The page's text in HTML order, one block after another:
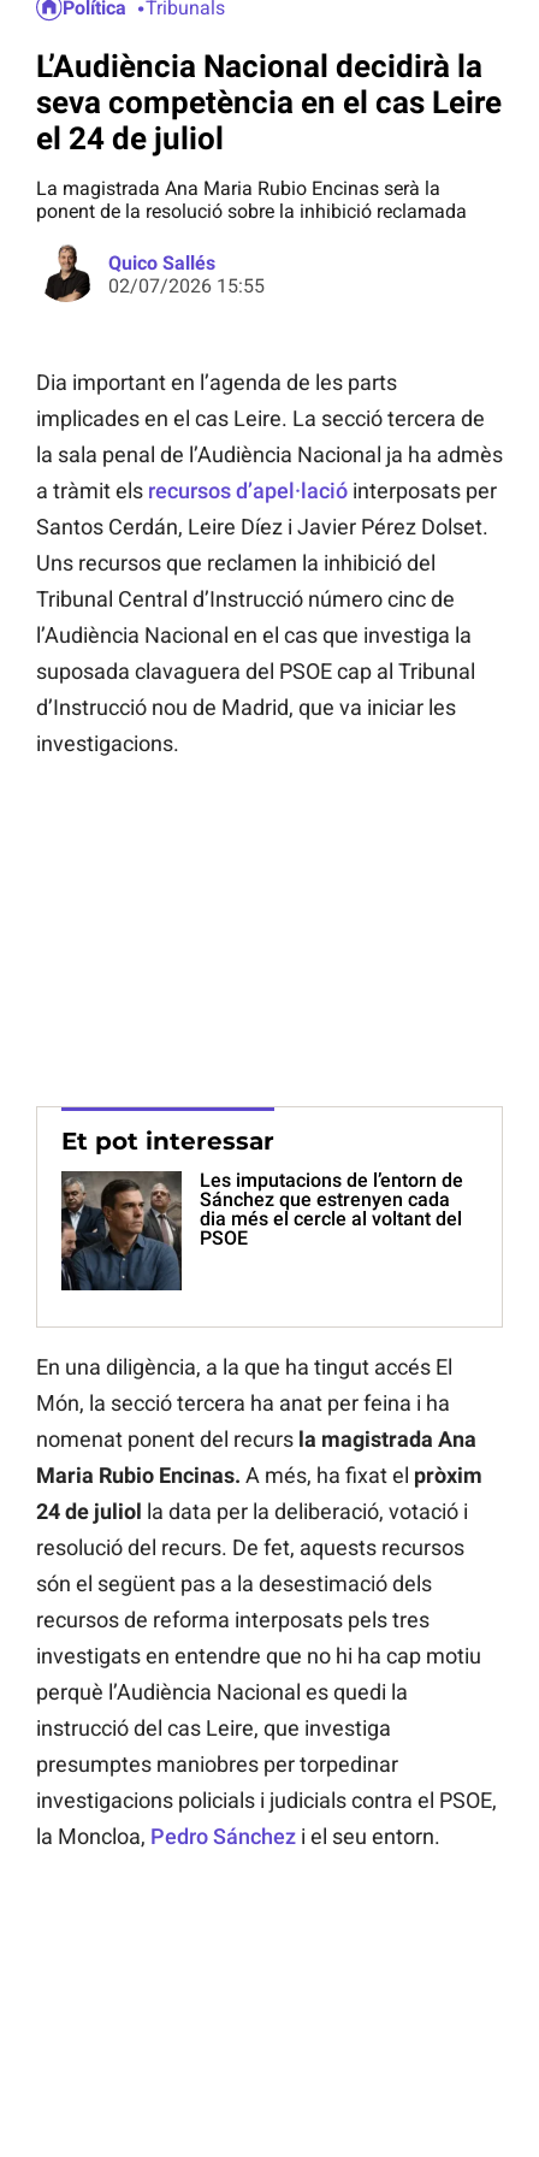
Política Tribunals
L’Audiència Nacional decidirà la
seva competència en el cas Leire
el 24 de juliol
La magistrada Ana Maria Rubio Encinas serà la
ponent de la resolució sobre la inhibició reclamada
Quico Sallés
02/07/2026 15:55
Dia important en l’agenda de les parts
implicades en el cas Leire. La secció tercera de
la sala penal de l’Audiència Nacional ja ha admès
a tràmit els recursos d’apel·lació interposats per
Santos Cerdán, Leire Díez i Javier Pérez Dolset.
Uns recursos que reclamen la inhibició del
Tribunal Central d’Instrucció número cinc de
l’Audiència Nacional en el cas que investiga la
suposada clavaguera del PSOE cap al Tribunal
d’Instrucció nou de Madrid, que va iniciar les
investigacions.
Et pot interessar
Les imputacions de l’entorn de
Sánchez que estrenyen cada
dia més el cercle al voltant del
PSOE
En una diligència, a la que ha tingut accés El
Món, la secció tercera ha anat per feina i ha
nomenat ponent del recurs la magistrada Ana
Maria Rubio Encinas. A més, ha fixat el pròxim
24 de juliol la data per la deliberació, votació i
resolució del recurs. De fet, aquests recursos
són el següent pas a la desestimació dels
recursos de reforma interposats pels tres
investigats en entendre que no hi ha cap motiu
perquè l’Audiència Nacional es quedi la
instrucció del cas Leire, que investiga
presumptes maniobres per torpedinar
investigacions policials i judicials contra el PSOE,
la Moncloa, Pedro Sánchez i el seu entorn.